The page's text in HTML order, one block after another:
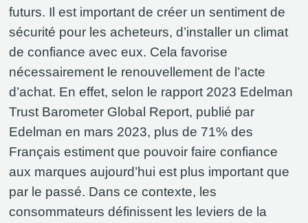
futurs. Il est important de créer un sentiment de
sécurité pour les acheteurs, d’installer un climat
de confiance avec eux. Cela favorise
nécessairement le renouvellement de l’acte
d’achat. En effet, selon le rapport 2023 Edelman
Trust Barometer Global Report, publié par
Edelman en mars 2023, plus de 71% des
Français estiment que pouvoir faire confiance
aux marques aujourd’hui est plus important que
par le passé. Dans ce contexte, les
consommateurs définissent les leviers de la